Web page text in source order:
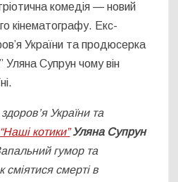
комедія — новий
кінематографу. Екс-
України та продюсерка
Уляна Супрун чому він
України та
“Наші котики” Уляна Супрун
гумор та
смерті в